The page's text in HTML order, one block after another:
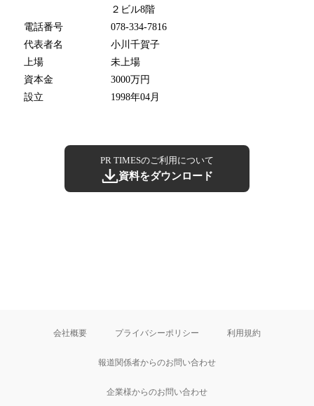
２ビル8階
電話番号
078-334-7816
代表者名
小川千賀子
上場
未上場
資本金
3000万円
設立
1998年04月
PR TIMESのご利用について
資料をダウンロード
会社概要 プライバシーポリシー 利用規約
報道関係者からのお問い合わせ
企業様からのお問い合わせ